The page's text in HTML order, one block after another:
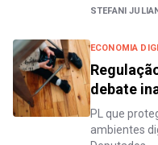
STEFANI
ECONOMIA
debate
PL que
ambientes